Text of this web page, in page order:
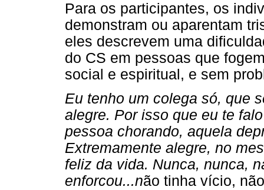
Para os participantes, os
demonstram ou aparentam
eles descrevem uma
do CS em pessoas que
social e espiritual, e sem
Eu tenho um colega só, que
alegre. Por isso que eu te
pessoa chorando, aquela
Extremamente alegre, no
feliz da vida. Nunca, nunca,
enforcou...não tinha vício,